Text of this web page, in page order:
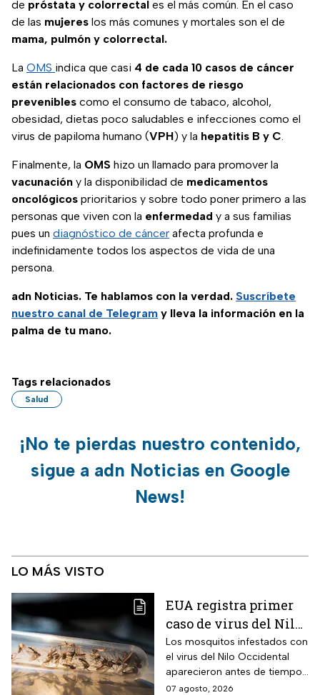
de próstata y colorrectal es el más común. En el caso
de las mujeres los más comunes y mortales son el de
mama, pulmón y colorrectal.
La OMS indica que casi 4 de cada 10 casos de cáncer
están relacionados con factores de riesgo
prevenibles como el consumo de tabaco, alcohol,
obesidad, dietas poco saludables e infecciones como el
virus de papiloma humano (VPH) y la hepatitis B y C.
Finalmente, la OMS hizo un llamado para promover la
vacunación y la disponibilidad de medicamentos
oncológicos prioritarios y sobre todo poner primero a las
personas que viven con la enfermedad y a sus familias
pues un diagnóstico de cáncer afecta profunda e
indefinidamente todos los aspectos de vida de una
persona.
adn Noticias. Te hablamos con la verdad. Suscríbete
nuestro canal de Telegram y lleva la información en la
palma de tu mano.
Tags relacionados
Salud
¡No te pierdas nuestro contenido,
sigue a adn Noticias en Google
News!
LO MÁS VISTO
EUA registra primer
caso de virus del Nilo
Occidental de 2026
Los mosquitos infestados con
el virus del Nilo Occidental
aparecieron antes de tiempo
en EUA; ya se registró el
07 agosto, 2026